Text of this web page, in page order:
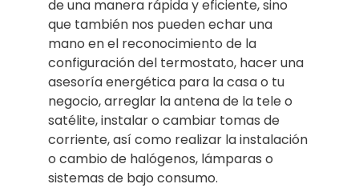
de una manera rápida y eficiente, sino
que también nos pueden echar una
mano en el reconocimiento de la
configuración del termostato, hacer una
asesoría energética para la casa o tu
negocio, arreglar la antena de la tele o
satélite, instalar o cambiar tomas de
corriente, así como realizar la instalación
o cambio de halógenos, lámparas o
sistemas de bajo consumo.